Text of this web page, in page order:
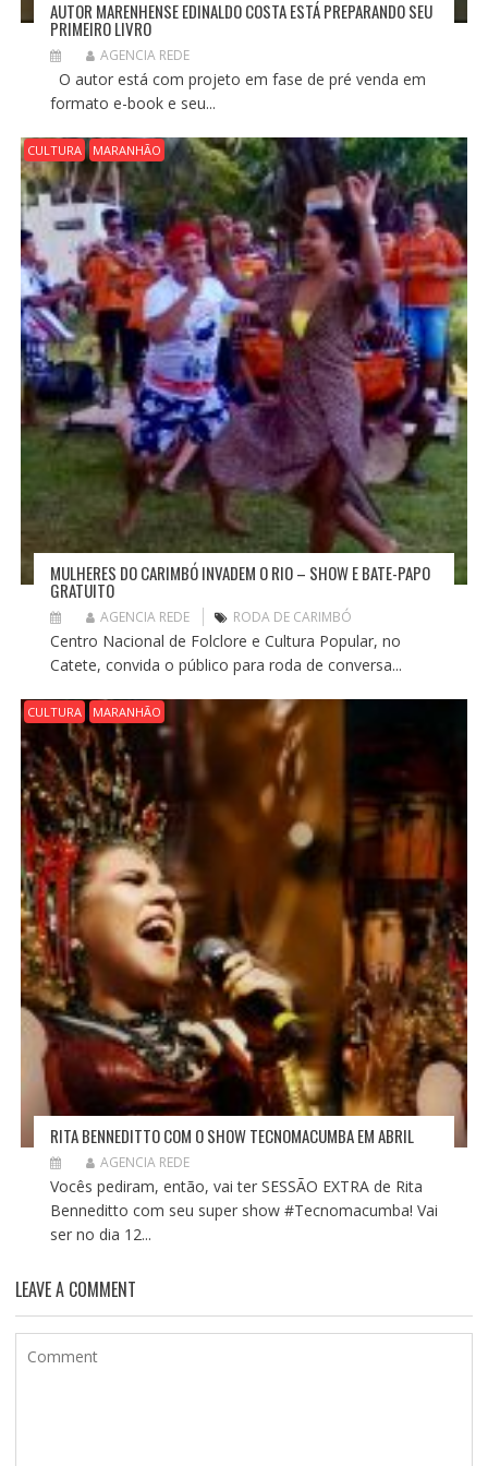
AUTOR MARENHENSE EDINALDO COSTA ESTÁ PREPARANDO SEU
PRIMEIRO LIVRO
AGENCIA REDE
O autor está com projeto em fase de pré venda em
formato e-book e seu...
CULTURA MARANHÃO
MULHERES DO CARIMBÓ INVADEM O RIO – SHOW E BATE-PAPO
GRATUITO
AGENCIA REDE RODA DE CARIMBÓ
Centro Nacional de Folclore e Cultura Popular, no
Catete, convida o público para roda de conversa...
CULTURA MARANHÃO
RITA BENNEDITTO COM O SHOW TECNOMACUMBA EM ABRIL
AGENCIA REDE
Vocês pediram, então, vai ter SESSÃO EXTRA de Rita
Benneditto com seu super show #Tecnomacumba! Vai
ser no dia 12...
LEAVE A COMMENT